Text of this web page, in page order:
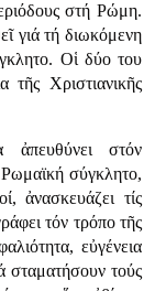
στή Ρώμη.
γιά τή διωκόμενη
Οἱ δύο του
τῆς Χριστιανικῆς
στόν
Ρωμαϊκή σύγκλητο,
ἀνασκευάζει τίς
τόν τρόπο τῆς
εὐγένεια
σταματήσουν τούς